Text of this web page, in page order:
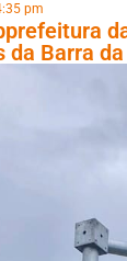
pm
da Barra